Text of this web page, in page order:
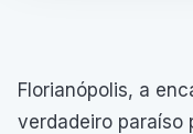
Florianópolis, a
verdadeiro paraíso